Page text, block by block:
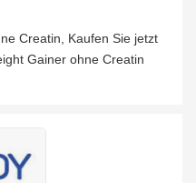
Creatin, Kaufen Sie jetzt
Gainer ohne Creatin